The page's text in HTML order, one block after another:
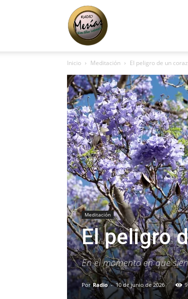
Radio
Mesías
Inicio Meditación El peligro de un
Meditación
El peligro
En el momento en que
Por Radio - 10 de junio de 2026